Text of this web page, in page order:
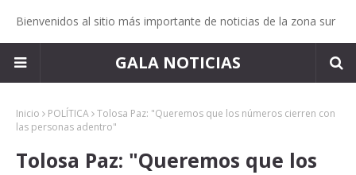
Bienvenidos al sitio más importante de noticias de la zona sur
GALA NOTICIAS
Inicio POLÍTICA Tolosa Paz: "Queremos que los números cierren con
las personas adentro"
Tolosa Paz: "Queremos que los